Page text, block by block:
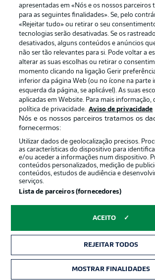
APLICATIVO DA BUNDESLIGA
Oferecido por
Gerir preferências Aviso de
Trabalhe
Marca Contato
apresentadas em «Nós e os nossos parceiros
para as seguintes finalidades». Se, pelo
«Rejeitar tudo» ou retirar o seu
tecnologias serão desativadas. Se os
desativados, alguns conteúdos e anúncios
não ser tão relevantes para si. Pode voltar a
alterar as suas escolhas ou retirar o
momento clicando na ligação Gerir
inferior da página Web (ou no ícone na parte
esquerda da página, se aplicável). As suas
aplicadas em Website. Para mais informação,
política de privacidade. Aviso de privacidade
Nós e os nossos parceiros tratamos os
fornecermos:
Utilizar dados de geolocalização precisos.
as características do dispositivo para
e/ou aceder a informações num dispositivo.
conteúdos personalizados, medição de
conteúdos, estudos de audiência e
serviços.
Lista de parceiros (fornecedores)
ACEITO
REJEITAR TODOS
MOSTRAR FINALIDADES